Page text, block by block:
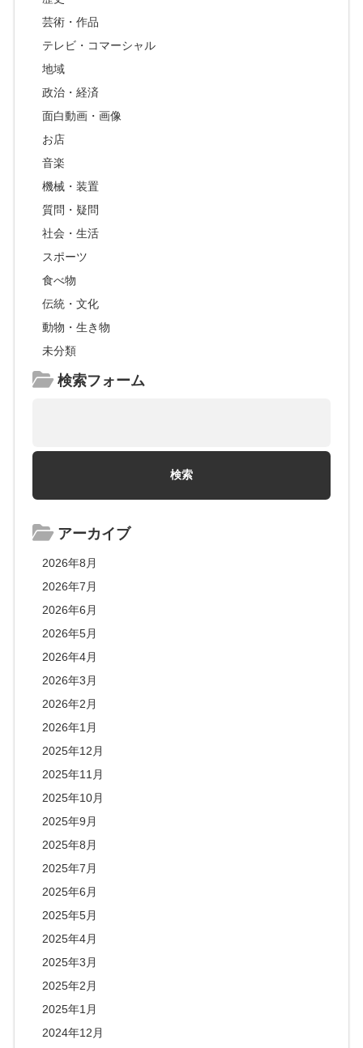
芸術・作品
テレビ・コマーシャル
地域
政治・経済
面白動画・画像
お店
音楽
機械・装置
質問・疑問
社会・生活
スポーツ
食べ物
伝統・文化
動物・生き物
未分類
検索フォーム
アーカイブ
2026年8月
2026年7月
2026年6月
2026年5月
2026年4月
2026年3月
2026年2月
2026年1月
2025年12月
2025年11月
2025年10月
2025年9月
2025年8月
2025年7月
2025年6月
2025年5月
2025年4月
2025年3月
2025年2月
2025年1月
2024年12月